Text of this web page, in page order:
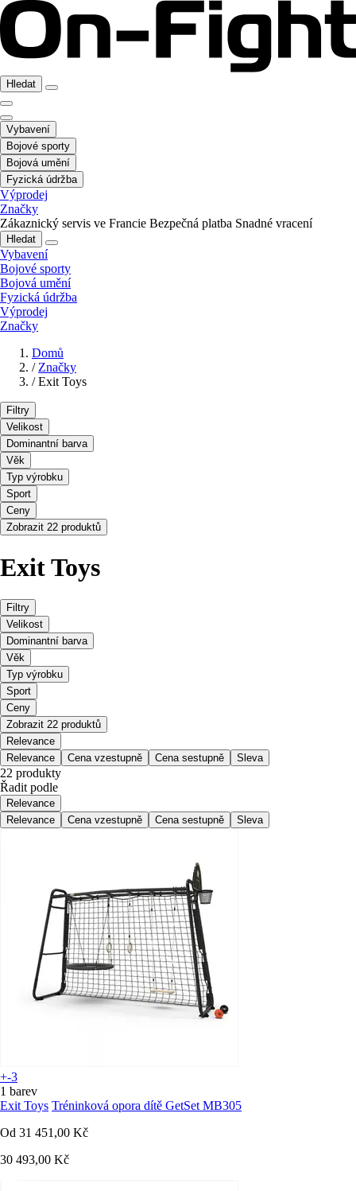
Hledat
Vybavení
Bojové sporty
Bojová umění
Fyzická údržba
Výprodej
Značky
Zákaznický servis ve Francie Bezpečná platba Snadné vracení
Hledat
Vybavení
Bojové sporty
Bojová umění
Fyzická údržba
Výprodej
Značky
Domů
/ Značky
/ Exit Toys
Filtry
Velikost
Dominantní barva
Věk
Typ výrobku
Sport
Ceny
Zobrazit 22 produktů
Exit Toys
Filtry
Velikost
Dominantní barva
Věk
Typ výrobku
Sport
Ceny
Zobrazit 22 produktů
Relevance
Relevance
Cena vzestupně Cena sestupně Sleva
22 produkty
Řadit podle
Relevance
Relevance
Cena vzestupně Cena sestupně Sleva
+-3
1 barev
Exit Toys Tréninková opora dítě GetSet MB305
Od 31 451,00 Kč
30 493,00 Kč